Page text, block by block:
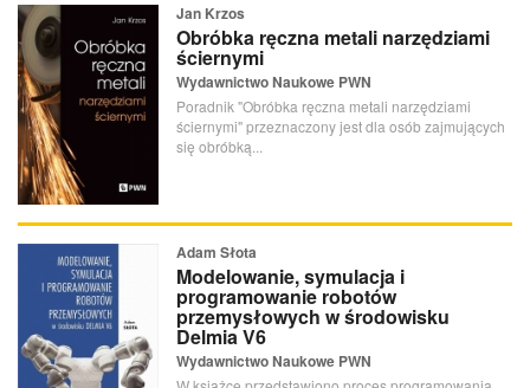
Jan Krzos
Obróbka ręczna metali narzędziami
ściernymi
Wydawnictwo Naukowe PWN
Poradnik "Obróbka ręczna metali narzędziami
ściernymi" przeznaczony jest dla osób zajmujących
się obróbką...
Adam Słota
Modelowanie, symulacja i
programowanie robotów
przemysłowych w środowisku
Delmia V6
Wydawnictwo Naukowe PWN